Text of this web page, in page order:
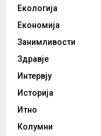
Екологија
Економија
Занимливости
Здравје
Интервју
Историја
Итно
Колумни